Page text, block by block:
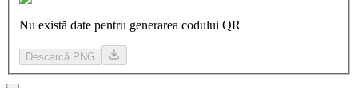
Nu există date pentru generarea codului QR
Descarcă PNG